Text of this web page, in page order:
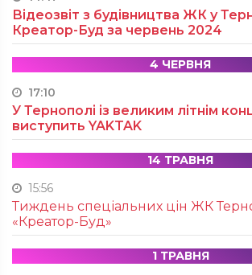
Відеозвіт з будівництва ЖК у
Креатор-Буд за червень 2024
4 ЧЕРВНЯ
17:10
У Тернополі із великим літнім
виступить YAKTAK
14 ТРАВНЯ
15:56
Тиждень спеціальних цін ЖК
«Креатор-Буд»
1 ТРАВНЯ